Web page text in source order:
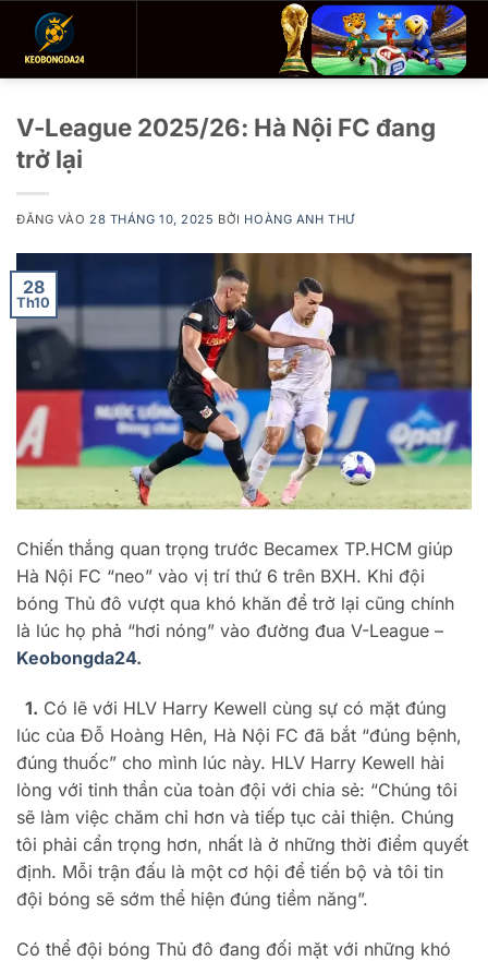
V-League 2025/26: Hà Nội FC đang
trở lại
ĐĂNG VÀO28 THÁNG 10, 2025 BỞI HOÀNG ANH THƯ
28
Th10
Chiến thắng quan trọng trước Becamex TP.HCM giúp
Hà Nội FC “neo” vào vị trí thứ 6 trên BXH. Khi đội
bóng Thủ đô vượt qua khó khăn để trở lại cũng chính
là lúc họ phả “hơi nóng” vào đường đua V-League –
Keobongda24.
1. Có lẽ với HLV Harry Kewell cùng sự có mặt đúng
lúc của Đỗ Hoàng Hên, Hà Nội FC đã bắt “đúng bệnh,
đúng thuốc” cho mình lúc này. HLV Harry Kewell hài
lòng với tinh thần của toàn đội với chia sẻ: “Chúng tôi
sẽ làm việc chăm chỉ hơn và tiếp tục cải thiện. Chúng
tôi phải cẩn trọng hơn, nhất là ở những thời điểm quyết
định. Mỗi trận đấu là một cơ hội để tiến bộ và tôi tin
đội bóng sẽ sớm thể hiện đúng tiềm năng”.
Có thể đội bóng Thủ đô đang đối mặt với những khó